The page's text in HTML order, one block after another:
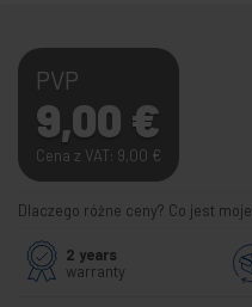
PVP
9,00 €
Cena z VAT: 9,00 €
Dlaczego różne ceny? Co jest moje
2 years
warranty